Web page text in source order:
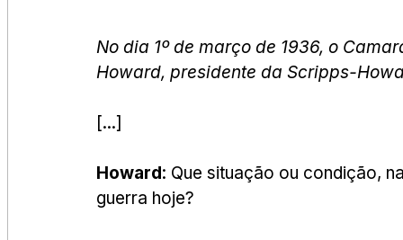
No dia 1º de março de 1936, o
Howard, presidente da Scripps-
[...]
Howard: Que situação ou condição,
guerra hoje?